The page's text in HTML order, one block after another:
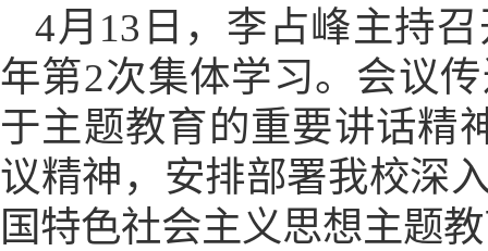
4月13日，李占峰主持
年第2次集体学习。会议
于主题教育的重要讲话精
议精神，安排部署我校深
国特色社会主义思想主题